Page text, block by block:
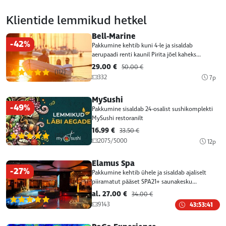
Klientide lemmikud hetkel
-42%
(112)
Bell-Marine
Pakkumine kehtib kuni 4-le ja sisaldab
aerupaadi renti kaunil Pirita jõel kaheks...
29.00 € 50.00 €
332
7p
-49%
(112)
MySushi
Pakkumine sisaldab 24-osalist sushikomplekti
MySushi restoranilt
16.99 € 33.50 €
2075/5000
12p
-27%
(112)
Elamus Spa
Pakkumine kehtib ühele ja sisaldab ajaliselt
piiramatut pääset SPA21+ saunakesku...
al. 27.00 € 34.00 €
9143
43:53:41